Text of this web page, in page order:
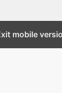
mobile